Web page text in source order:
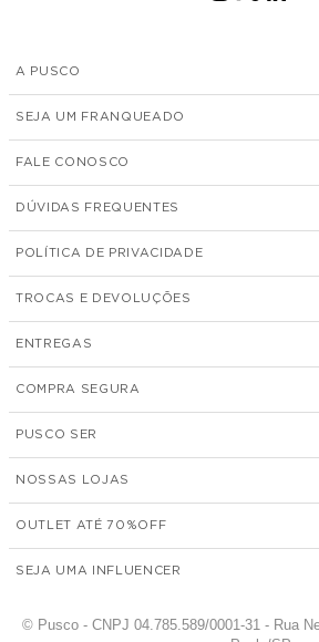
A PUSCO
SEJA UM FRANQUEADO
FALE CONOSCO
DÚVIDAS FREQUENTES
POLÍTICA DE PRIVACIDADE
TROCAS E DEVOLUÇÕES
ENTREGAS
COMPRA SEGURA
PUSCO SER
NOSSAS LOJAS
OUTLET ATÉ 70%
SEJA UMA INFLUENCER
© Pusco - CNPJ 04.785.589/0001-31 - Rua